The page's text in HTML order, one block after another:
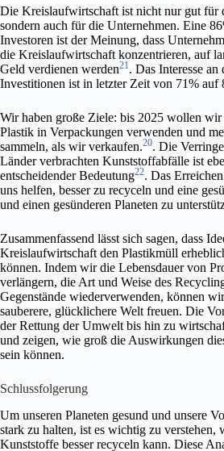
Die Kreislaufwirtschaft ist nicht nur gut für
sondern auch für die Unternehmen. Eine
Investoren ist der Meinung, dass
die Kreislaufwirtschaft konzentrieren, auf
Geld verdienen werden21. Das Interesse
Investitionen ist in letzter Zeit von 71% auf
Wir haben große Ziele: bis 2025 wollen wir
Plastik in Verpackungen verwenden und
sammeln, als wir verkaufen.20. Die
Länder verbrachten Kunststoffabfälle ist
entscheidender Bedeutung22. Das
uns helfen, besser zu recyceln und eine
und einen gesünderen Planeten zu
Zusammenfassend lässt sich sagen, dass
Kreislaufwirtschaft den Plastikmüll
können. Indem wir die Lebensdauer von
verlängern, die Art und Weise des
Gegenstände wiederverwenden, können
sauberere, glücklichere Welt freuen. Die
der Rettung der Umwelt bis hin zu
und zeigen, wie groß die Auswirkungen
sein können.
Schlussfolgerung
Um unseren Planeten gesund und unsere
stark zu halten, ist es wichtig zu verstehen,
Kunststoffe besser recyceln kann. Diese